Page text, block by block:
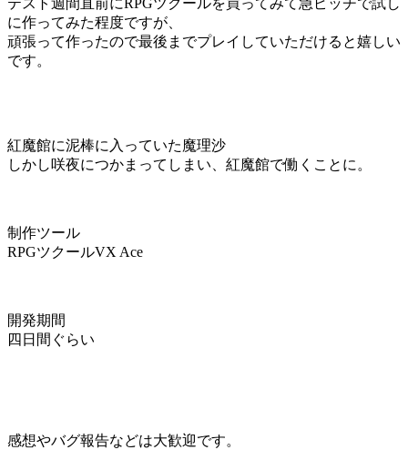
テスト週間直前にRPGツクールを買ってみて急ピッチで試し
に作ってみた程度ですが、
頑張って作ったので最後までプレイしていただけると嬉しい
です。
紅魔館に泥棒に入っていた魔理沙
しかし咲夜につかまってしまい、紅魔館で働くことに。
制作ツール
RPGツクールVX Ace
開発期間
四日間ぐらい
感想やバグ報告などは大歓迎です。